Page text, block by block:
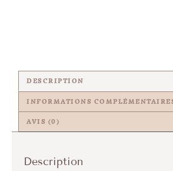
DESCRIPTION
INFORMATIONS
AVIS (0)
Description